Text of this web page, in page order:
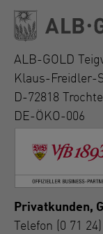
ALB-GOLD
Klaus-Freidler-
D-72818
DE-ÖKO-006
Privatkunden,
Telefon
(0 71